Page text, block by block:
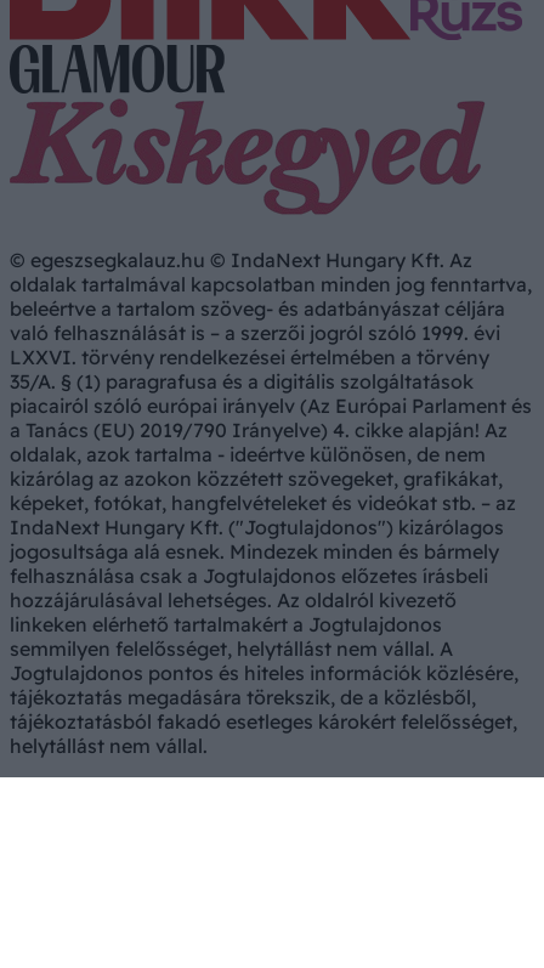
© egeszsegkalauz.hu © IndaNext Hungary Kft. Az
oldalak tartalmával kapcsolatban minden jog fenntartva,
beleértve a tartalom szöveg- és adatbányászat céljára
való felhasználását is – a szerzői jogról szóló 1999. évi
LXXVI. törvény rendelkezései értelmében a törvény
35/A. § (1) paragrafusa és a digitális szolgáltatások
piacairól szóló európai irányelv (Az Európai Parlament és
a Tanács (EU) 2019/790 Irányelve) 4. cikke alapján! Az
oldalak, azok tartalma - ideértve különösen, de nem
kizárólag az azokon közzétett szövegeket, grafikákat,
képeket, fotókat, hangfelvételeket és videókat stb. – az
IndaNext Hungary Kft. ("Jogtulajdonos") kizárólagos
jogosultsága alá esnek. Mindezek minden és bármely
felhasználása csak a Jogtulajdonos előzetes írásbeli
hozzájárulásával lehetséges. Az oldalról kivezető
linkeken elérhető tartalmakért a Jogtulajdonos
semmilyen felelősséget, helytállást nem vállal. A
Jogtulajdonos pontos és hiteles információk közlésére,
tájékoztatás megadására törekszik, de a közlésből,
tájékoztatásból fakadó esetleges károkért felelősséget,
helytállást nem vállal.